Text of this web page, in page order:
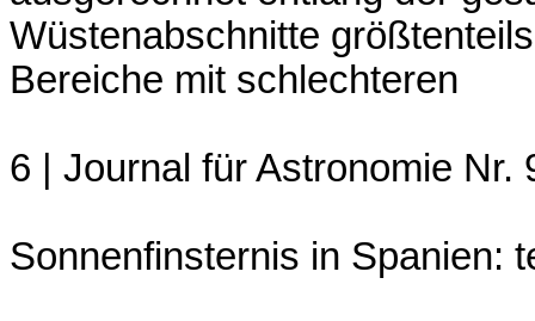
Wüstenabschnitte
Bereiche mit schlechteren
6 | Journal für Astronomie Nr.
Sonnenfinsternis in Spanien: